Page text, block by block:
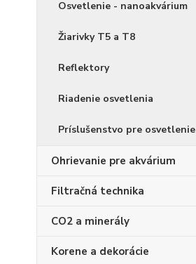
Osvetlenie - nanoakvárium
Žiarivky T5 a T8
Reflektory
Riadenie osvetlenia
Príslušenstvo pre osvetlenie
Ohrievanie pre akvárium
Filtračná technika
CO2 a minerály
Korene a dekorácie